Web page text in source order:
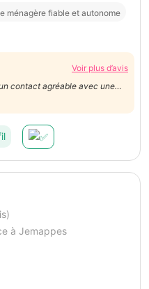
ménagère fiable et autonome
Voir plus d’avis
contact agréable avec une
à Jemappes